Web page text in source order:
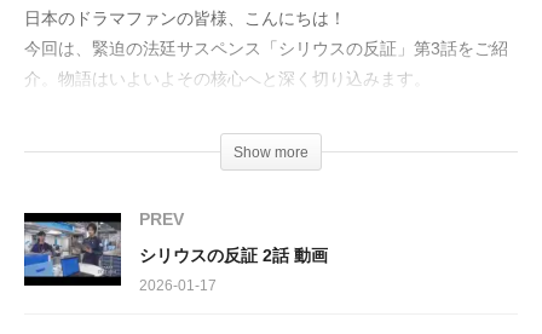
日本のドラマファンの皆様、こんにちは！
今回は、緊迫の法廷サスペンス「シリウスの反証」第3話をご紹
介。物語はいよいよその核心へと深く切り込みます。
主人公の藤嶋（中島裕翔）は、郡上の慎ましい喫茶店で出会った
女性が、かつて日本中を震撼させた吉田川事件でただ一人生き残
事実に直面。この運命的な出会いは、藤嶋の心に深い葛藤を生み
出します。無実の罪に苦しむ宮原（五頭岳夫）の冤罪を晴らそう
とする自身の真意を、梨沙子に告げられないまま苦悩する藤嶋。
Show more
PREV
シリウスの反証 2話 動画
2026-01-17